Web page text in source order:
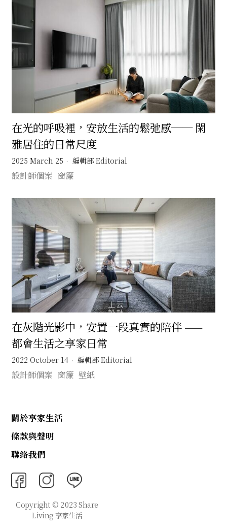
在光的呼吸裡，安放生活的鬆弛感── 閑
雅居住的日常尺度
2025 March 25 編輯部 Editorial
設計師個案 窗簾
在灰階光影中，安置一段真實的陪伴 ——
都會生活之享家日常
2022 October 14 編輯部 Editorial
設計師個案 窗簾 壁紙
關於享家生活
條款與聲明
聯絡我們
Copyright © 2023 Share
Living 享家生活